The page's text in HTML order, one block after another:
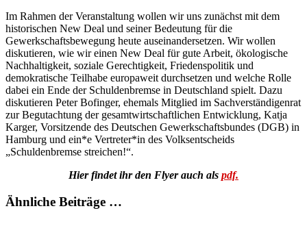
Im Rahmen der Veranstaltung wollen wir uns zunächst mit dem
historischen New Deal und seiner Bedeutung für die
Gewerkschaftsbewegung heute auseinandersetzen. Wir wollen
diskutieren, wie wir einen New Deal für gute Arbeit, ökologische
Nachhaltigkeit, soziale Gerechtigkeit, Friedenspolitik und
demokratische Teilhabe europaweit durchsetzen und welche Rolle
dabei ein Ende der Schuldenbremse in Deutschland spielt. Dazu
diskutieren Peter Bofinger, ehemals Mitglied im Sachverständigenrat
zur Begutachtung der gesamtwirtschaftlichen Entwicklung, Katja
Karger, Vorsitzende des Deutschen Gewerkschaftsbundes (DGB) in
Hamburg und ein*e Vertreter*in des Volksentscheids
„Schuldenbremse streichen!“.
Hier findet ihr den Flyer auch als pdf.
Ähnliche Beiträge …